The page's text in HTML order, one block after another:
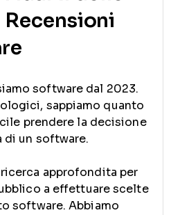
software dal 2023.
sappiamo quanto
prendere la decisione
di un software.
ricerca approfondita per
a effettuare scelte
software. Abbiamo